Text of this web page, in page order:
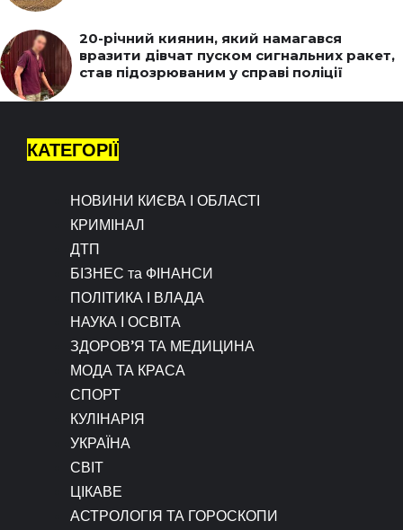
20-річний киянин, який намагався
вразити дівчат пуском сигнальних ракет,
став підозрюваним у справі поліції
КАТЕГОРІЇ
НОВИНИ КИЄВА І ОБЛАСТІ
КРИМІНАЛ
ДТП
БІЗНЕС та ФІНАНСИ
ПОЛІТИКА І ВЛАДА
НАУКА І ОСВІТА
ЗДОРОВ’Я ТА МЕДИЦИНА
МОДА ТА КРАСА
СПОРТ
КУЛІНАРІЯ
УКРАЇНА
СВІТ
ЦІКАВЕ
АСТРОЛОГІЯ ТА ГОРОСКОПИ